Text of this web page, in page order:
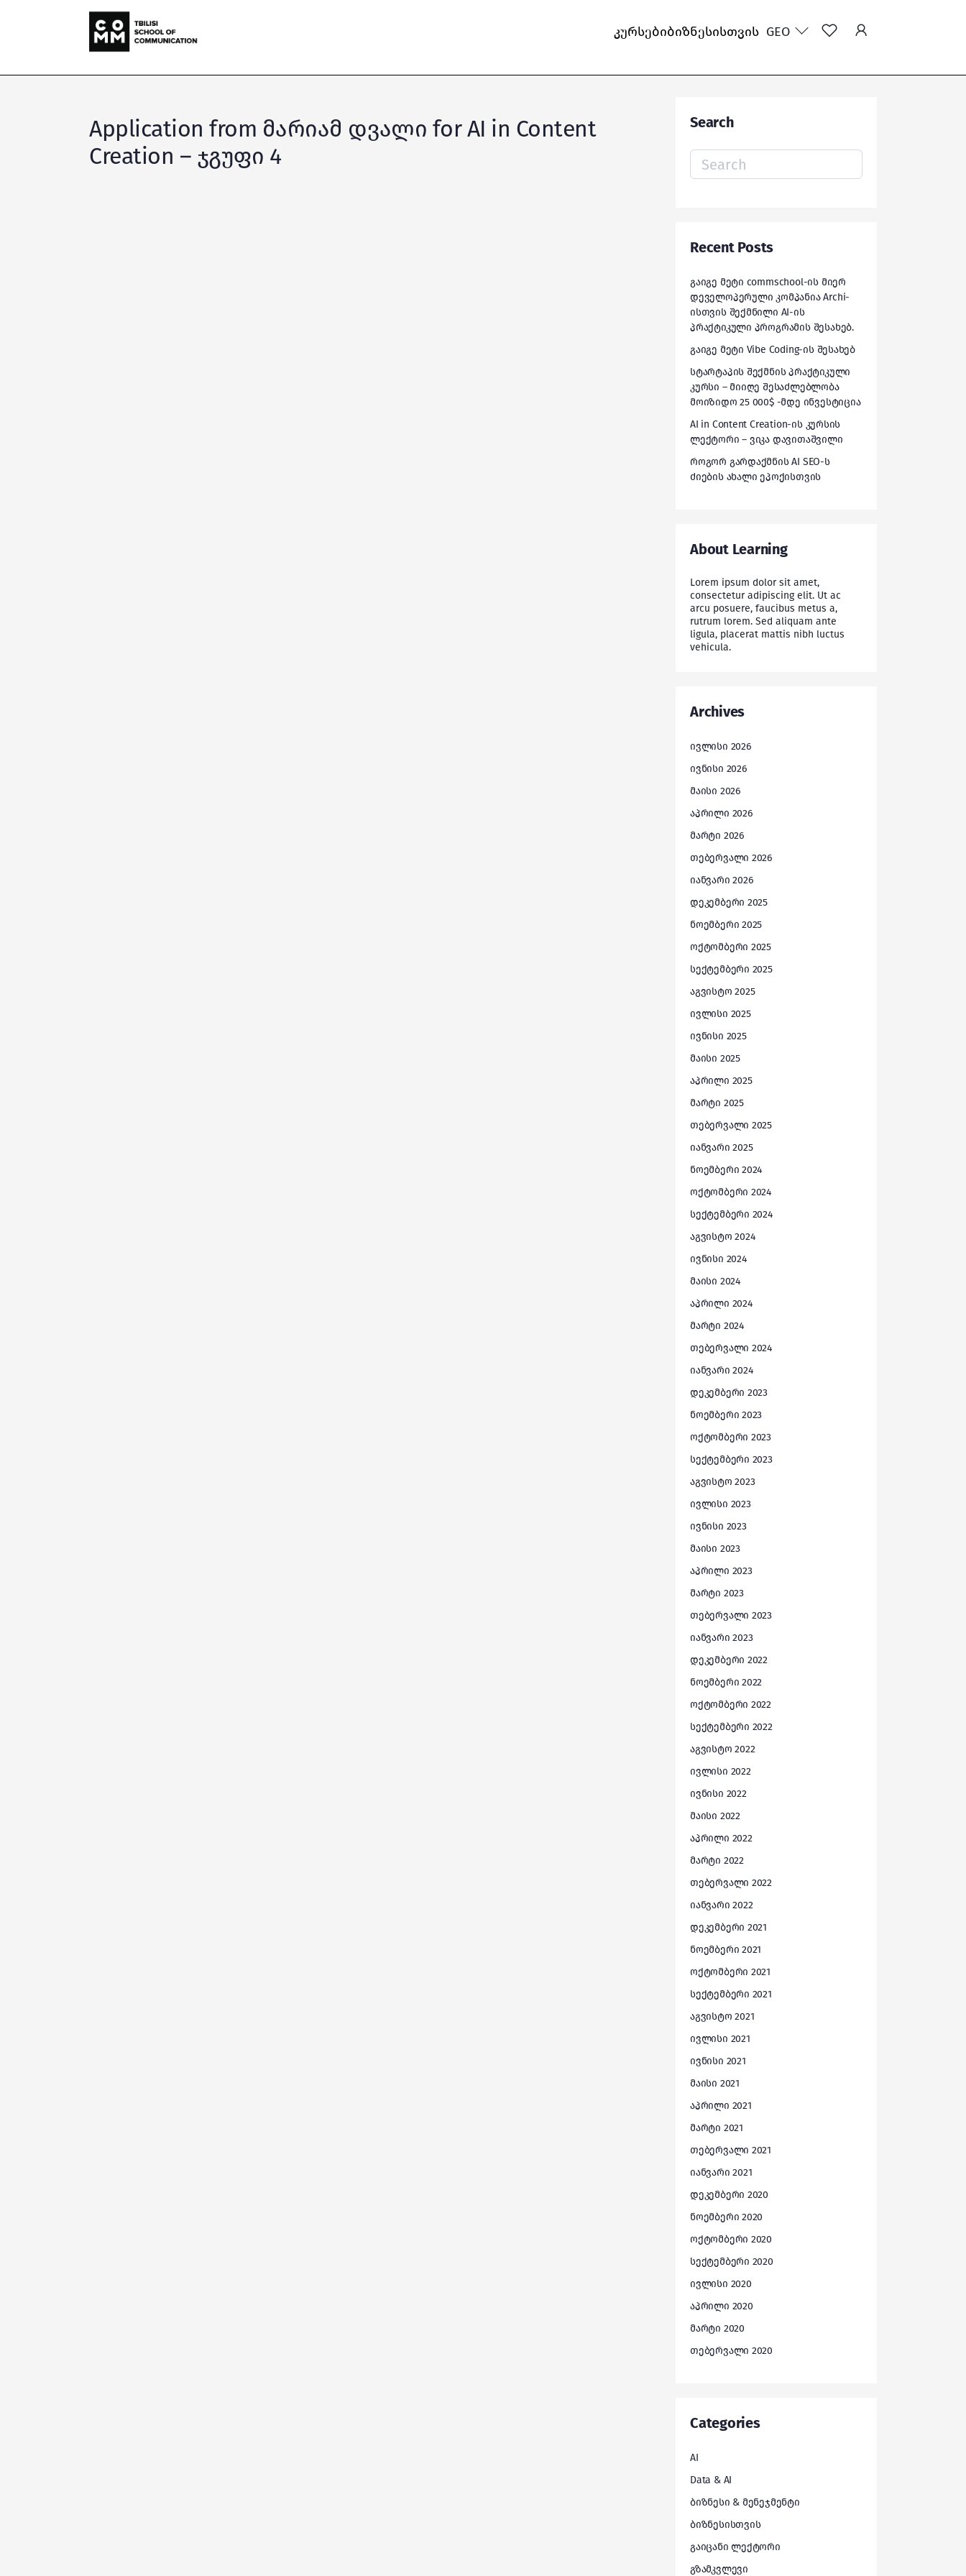
კურსებიბიზნესისთვის GEO
Application from მარიამ დვალი for AI in Content
Creation – ჯგუფი 4
Search
Search
for:
Recent Posts
გაიგე მეტი commschool-ის მიერ
დეველოპერული კომპანია Archi-
ისთვის შექმნილი AI-ის
პრაქტიკული პროგრამის შესახებ.
გაიგე მეტი Vibe Coding-ის შესახებ
სტარტაპის შექმნის პრაქტიკული
კურსი – მიიღე შესაძლებლობა
მოიზიდო 25 000$ -მდე ინვესტიცია
AI in Content Creation-ის კურსის
ლექტორი – ვიკა დავითაშვილი
როგორ გარდაქმნის AI SEO-ს
ძიების ახალი ეპოქისთვის
About Learning
Lorem ipsum dolor sit amet,
consectetur adipiscing elit. Ut ac
arcu posuere, faucibus metus a,
rutrum lorem. Sed aliquam ante
ligula, placerat mattis nibh luctus
vehicula.
Archives
ივლისი 2026
ივნისი 2026
მაისი 2026
აპრილი 2026
მარტი 2026
თებერვალი 2026
იანვარი 2026
დეკემბერი 2025
ნოემბერი 2025
ოქტომბერი 2025
სექტემბერი 2025
აგვისტო 2025
ივლისი 2025
ივნისი 2025
მაისი 2025
აპრილი 2025
მარტი 2025
თებერვალი 2025
იანვარი 2025
ნოემბერი 2024
ოქტომბერი 2024
სექტემბერი 2024
აგვისტო 2024
ივნისი 2024
მაისი 2024
აპრილი 2024
მარტი 2024
თებერვალი 2024
იანვარი 2024
დეკემბერი 2023
ნოემბერი 2023
ოქტომბერი 2023
სექტემბერი 2023
აგვისტო 2023
ივლისი 2023
ივნისი 2023
მაისი 2023
აპრილი 2023
მარტი 2023
თებერვალი 2023
იანვარი 2023
დეკემბერი 2022
ნოემბერი 2022
ოქტომბერი 2022
სექტემბერი 2022
აგვისტო 2022
ივლისი 2022
ივნისი 2022
მაისი 2022
აპრილი 2022
მარტი 2022
თებერვალი 2022
იანვარი 2022
დეკემბერი 2021
ნოემბერი 2021
ოქტომბერი 2021
სექტემბერი 2021
აგვისტო 2021
ივლისი 2021
ივნისი 2021
მაისი 2021
აპრილი 2021
მარტი 2021
თებერვალი 2021
იანვარი 2021
დეკემბერი 2020
ნოემბერი 2020
ოქტომბერი 2020
სექტემბერი 2020
ივლისი 2020
აპრილი 2020
მარტი 2020
თებერვალი 2020
Categories
AI
Data & AI
ბიზნესი & მენეჯმენტი
ბიზნესისთვის
გაიცანი ლექტორი
გზამკვლევი